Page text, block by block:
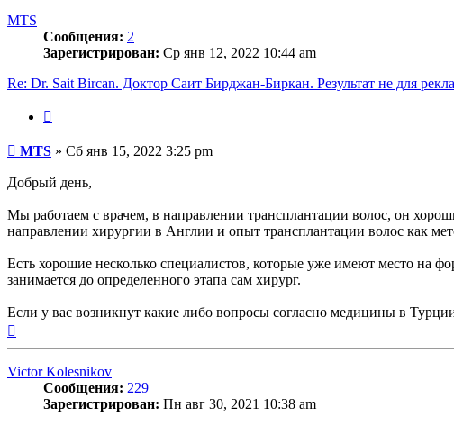
MTS
Сообщения: 2
Зарегистрирован: Ср янв 12, 2022 10:44 am
Re: Dr. Sait Bircan. Доктор Саит Бирджан-Биркан. Результат не для
Сообщение
MTS » Сб янв 15, 2022 3:25 pm
Добрый день,
Мы работаем с врачем, в направлении трансплантации волос, он
направлении хирургии в Англии и опыт трансплантации волос как
Есть хорошие несколько специалистов, которые уже имеют место на
занимается до определенного этапа сам хирург.
Если у вас возникнут какие либо вопросы согласно медицины в
Victor Kolesnikov
Сообщения: 229
Зарегистрирован: Пн авг 30, 2021 10:38 am